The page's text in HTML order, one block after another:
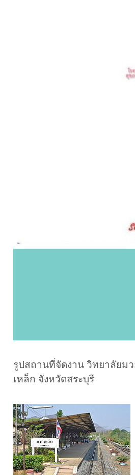
รูปสถานที่จัดงาน วิทยาลัยม
เหล็ก จังหวัดสระบุรี